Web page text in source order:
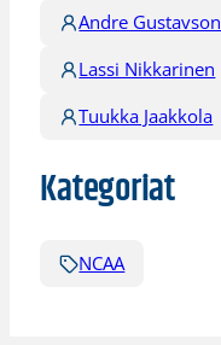
Andre Gustavson
Lassi Nikkarinen
Tuukka Jaakkola
Kategoriat
NCAA